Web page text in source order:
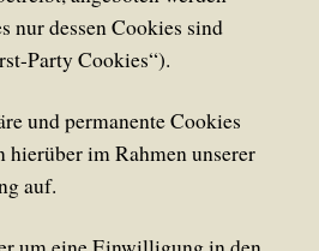
nur dessen Cookies sind
Party Cookies“).
und permanente Cookies
hierüber im Rahmen unserer
auf.